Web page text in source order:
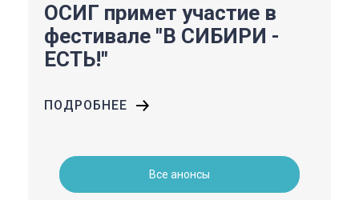
ОСИГ примет участие в
фестивале "В СИБИРИ -
ЕСТЬ!"
ПОДРОБНЕЕ
Все анонсы